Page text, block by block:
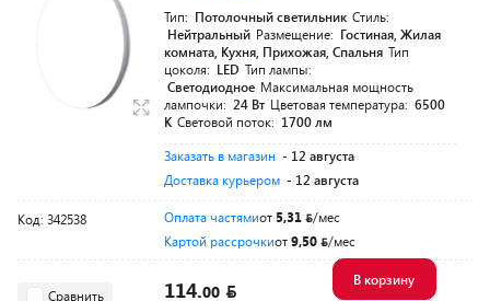
Тип: Потолочный светильник Стиль:
Нейтральный Размещение: Гостиная, Жилая
комната, Кухня, Прихожая, Спальня Тип
цоколя: LED Тип лампы:
Светодиодное Максимальная мощность
лампочки: 24 Вт Цветовая температура: 6500
К Световой поток: 1700 лм
Заказать в магазин - 12 августа
Доставка курьером - 12 августа
Код: 342538 Оплата частямиот 5,31
/мес
Картой рассрочкиот9,50 /мес
Сравнить 114.00
В корзину